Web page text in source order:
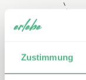
Zustimmung